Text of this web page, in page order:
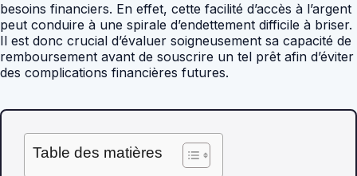
besoins financiers. En effet, cette facilité d’accès à l’argent
peut conduire à une spirale d’endettement difficile à briser.
Il est donc crucial d’évaluer soigneusement sa capacité de
remboursement avant de souscrire un tel prêt afin d’éviter
des complications financières futures.
Table des matières